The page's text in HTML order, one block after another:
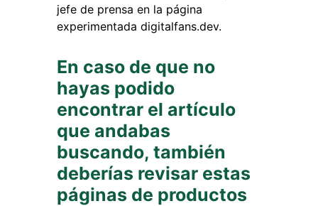
jefe de prensa en la página
experimentada digitalfans.dev.
En caso de que no
hayas podido
encontrar el artículo
que andabas
buscando, también
deberías revisar estas
páginas de productos